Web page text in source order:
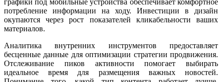
потребление информации на ходу. Инвестиции в дизайн
окупаются через рост показателей кликабельности ваших
материалов.
Аналитика внутренних инструментов предоставляет
бесценные данные для оптимизации стратегии продвижения.
Отслеживание пиков активности помогает выбирать
идеальное время для размещения важных новостей.